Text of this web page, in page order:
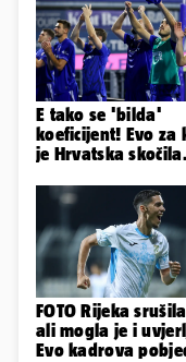
E tako se 'bilda'
koeficijent! Evo za
je Hrvatska skočila
klubova
FOTO Rijeka
ali mogla je i
Evo kadrova